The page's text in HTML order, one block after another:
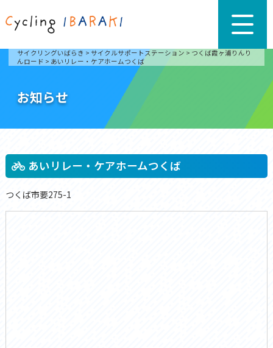
サイクリングいばらき > サイクルサポートステーション > つくば霞ヶ浦りんり
んロード > あいリレー・ケアホームつくば
お知らせ
あいリレー・ケアホームつくば
つくば市要275-1